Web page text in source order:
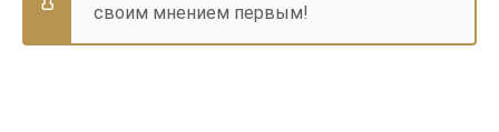
своим мнением первым!